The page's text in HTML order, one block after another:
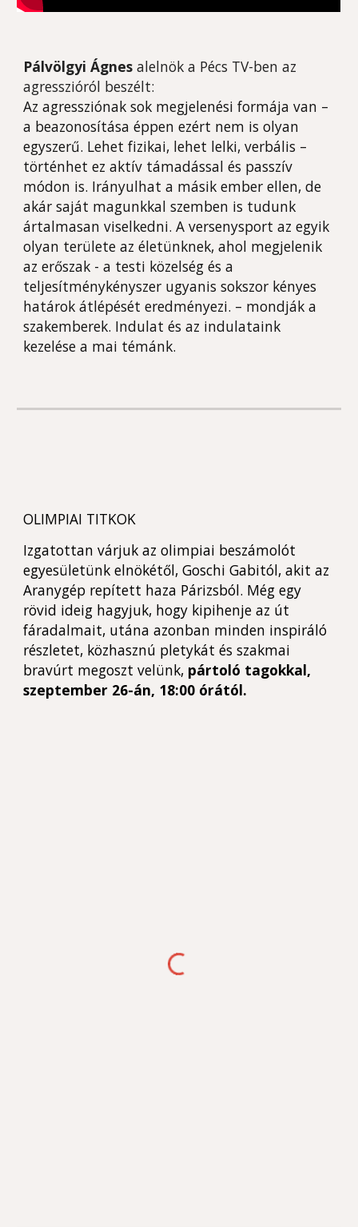
Pálvölgyi Ágnesalelnök a Pécs TV-ben az
agresszióról beszélt:
Az agressziónak sok megjelenési formája van –
a beazonosítása éppen ezért nem is olyan
egyszerű. Lehet fizikai, lehet lelki, verbális –
történhet ez aktív támadással és passzív
módon is. Irányulhat a másik ember ellen, de
akár saját magunkkal szemben is tudunk
ártalmasan viselkedni. A versenysport az egyik
olyan területe az életünknek, ahol megjelenik
az erőszak - a testi közelség és a
teljesítménykényszer ugyanis sokszor kényes
határok átlépését eredményezi. – mondják a
szakemberek. Indulat és az indulataink
kezelése a mai témánk.
OLIMPIAI TITKOK
Izgatottan várjuk az olimpiai beszámolót
egyesületünk elnökétől, Goschi Gabitól, akit az
Aranygép repített haza Párizsból. Még egy
rövid ideig hagyjuk, hogy kipihenje az út
fáradalmait, utána azonban minden inspiráló
részletet, közhasznú pletykát és szakmai
bravúrt megoszt velünk, pártoló tagokkal,
szeptember 26-án, 18:00 órától.